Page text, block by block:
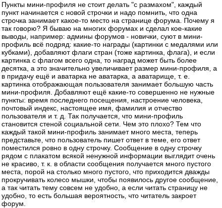
Пункты мини-профиля не стоит делать "с размахом", каждый
пункт начинается с новой строчки и надо помнить, что одна
строчка занимает какое-то место на странице форума. Почему я
так говорю? Я бываю на многих форумах и сделал кое-какие
выводы, например: админы форумов - новички, суют в мини-
профиль всё подряд: какие-то награды (картинки с медалями или
кубками), добавляют флаги стран (тоже картинка, флага), и если
картинка с флагом всего одна, то наград может быть более
десятка, а это значительно увеличивает размер мини-профиля, а
в придачу ещё и аватарка не аватарка, а аватарище, т. е.
картинка отображающая пользователя занимает большую часть
мини-профиля. Добавляют ещё какие-то совершенно не нужные
пункты: время последнего посещения, настроение человека,
почтовый индекс, настоящее имя, фамилия и отчество
пользователя и т. д. Так получается, что мини-профиль
становится стеной социальной сети. Чем это плохо? Тем что
каждый такой мини-профиль занимает много места, теперь
представьте, что пользователь пишет ответ в теме, его ответ
поместился ровно в одну строчку. Сообщение в одну строчку
рядом с плакатом всякой ненужной информации выглядит очень
не красиво, т. к. в области сообщения получается много пустого
места, порой на столько много пустого, что приходится дважды
прокручивать колесо мышки, чтобы появилось другое сообщение,
а так читать тему совсем не удобно, а если читать страницу не
удобно, то есть большая вероятность, что читатель закроет
форум.